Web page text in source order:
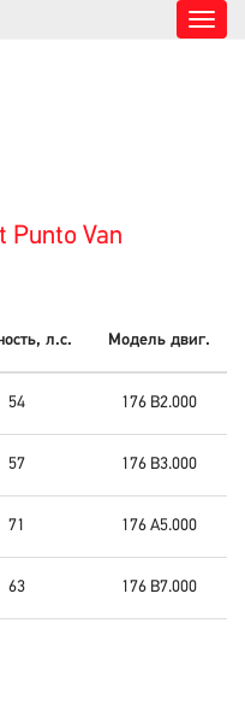
Punto Van
л.с. Модель двиг.
54 176 B2.000
57 176 B3.000
71 176 A5.000
63 176 B7.000